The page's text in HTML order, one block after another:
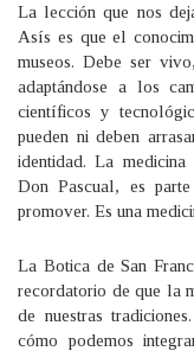
La lección que nos
Asís es que el
museos. Debe ser
adaptándose a los
científicos y
pueden ni deben
identidad. La
Don Pascual, es
promover. Es una
La Botica de San
recordatorio de que la
de nuestras
cómo podemos